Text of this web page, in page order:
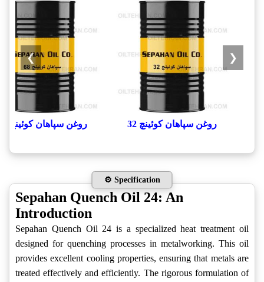
روغن سپاهان کوئینچ 32 روغن سپاهان کوئینچ 68
❮
❯
⚙️ Specification
Sepahan Quench Oil 24: An
Introduction
Sepahan Quench Oil 24 is a specialized heat treatment oil
designed for quenching processes in metalworking. This oil
provides excellent cooling properties, ensuring that metals are
treated effectively and efficiently. The rigorous formulation of